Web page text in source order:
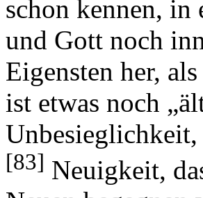
schon kennen,
und Gott noch
Eigensten her,
ist etwas noch
Unbesieglichkeit,
[83] Neuigkeit,